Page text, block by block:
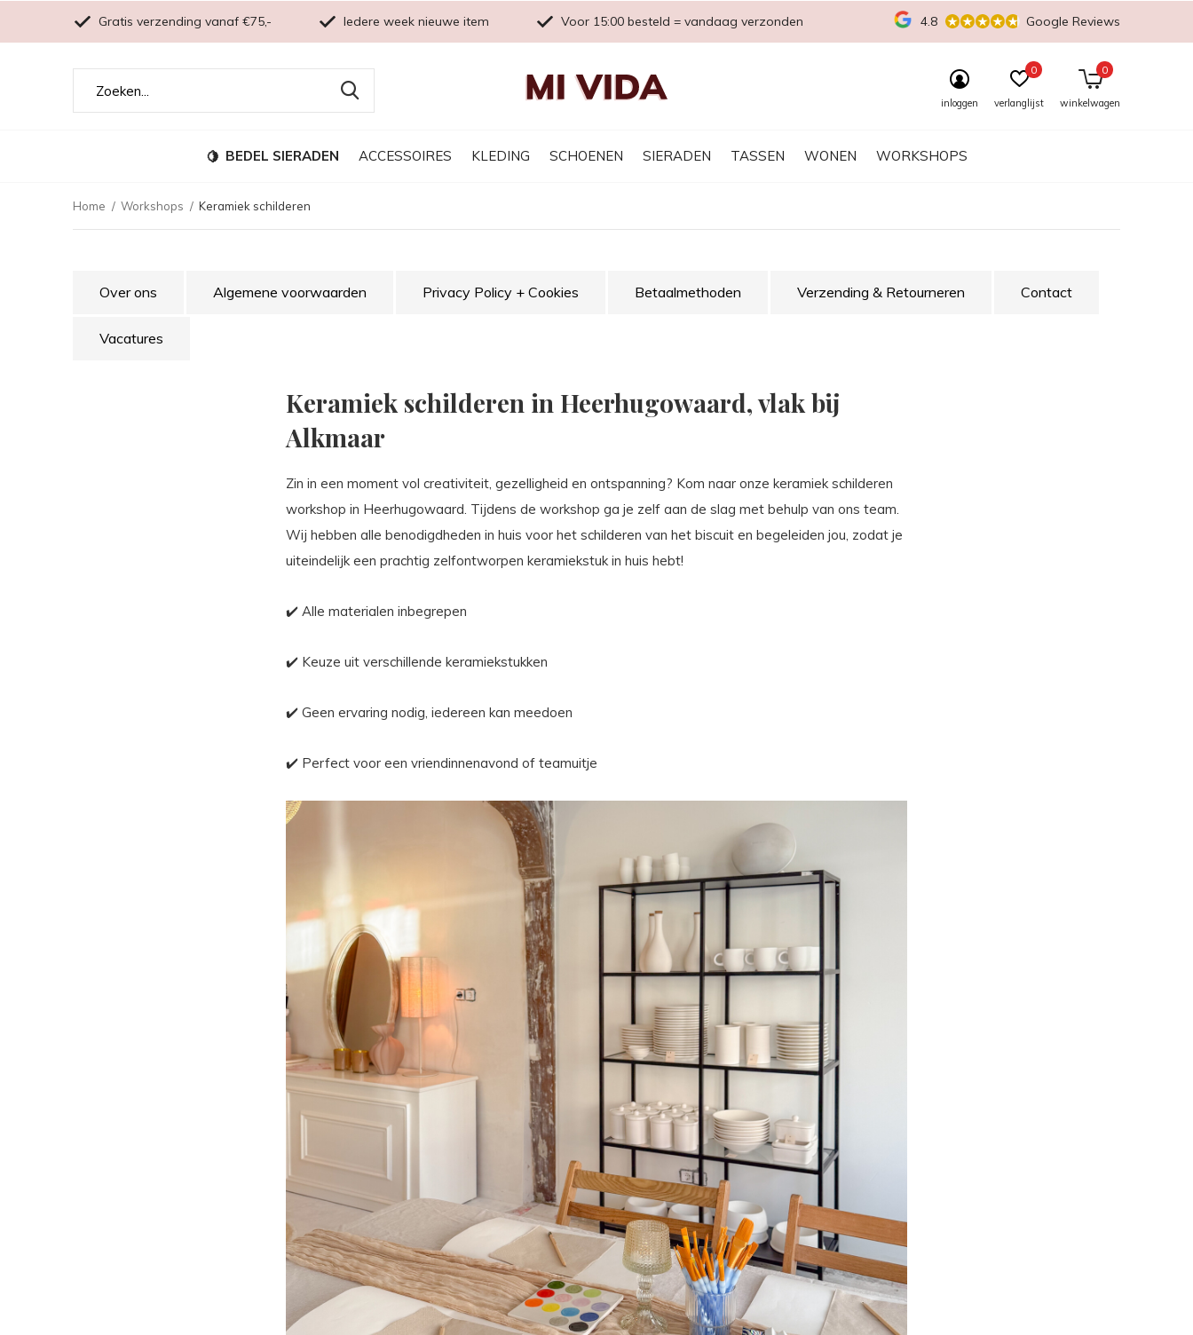
BEDEL SIERADEN ACCESSOIRES KLEDING SCHOENEN SIERADEN TASSEN WONEN WORKSHOPS
inloggen verlanglijst
0
winkelwagen
0
Gratis verzending vanaf €75,- Iedere week nieuwe item Voor 15:00 besteld = vandaag verzonden 4.8 Google Reviews
Home Workshops Keramiek schilderen
Over ons Algemene voorwaarden Privacy Policy + Cookies Betaalmethoden Verzending & Retourneren Contact
Vacatures
Keramiek schilderen in Heerhugowaard, vlak bij
Alkmaar
Zin in een moment vol creativiteit, gezelligheid en ontspanning? Kom naar onze keramiek schilderen
workshop in Heerhugowaard. Tijdens de workshop ga je zelf aan de slag met behulp van ons team.
Wij hebben alle benodigdheden in huis voor het schilderen van het biscuit en begeleiden jou, zodat je
uiteindelijk een prachtig zelfontworpen keramiekstuk in huis hebt!
✔️ Alle materialen inbegrepen
✔️ Keuze uit verschillende keramiekstukken
✔️ Geen ervaring nodig, iedereen kan meedoen
✔️ Perfect voor een vriendinnenavond of teamuitje